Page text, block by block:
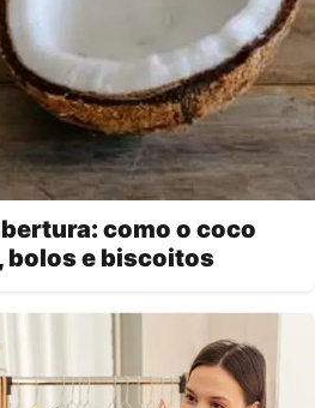
como o coco
bolos e biscoitos